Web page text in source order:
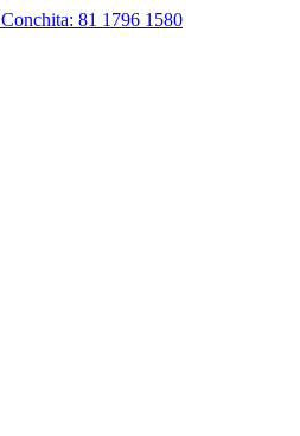
Conchita: 81 1796 1580